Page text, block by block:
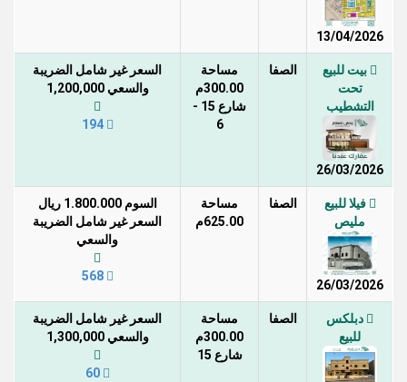
13/04/2026
بيت للبيع
تحت
التشطيب
26/03/2026
الصفا
مساحة
300.00م
شارع 15 -
6
السعر غير شامل الضريبة
والسعي 1,200,000
194
فيلا للبيع
مليص
26/03/2026
الصفا
مساحة
625.00م
السوم 1.800.000 ريال
السعر غير شامل الضريبة
والسعي
568
دبلكس
للبيع
الصفا
مساحة
300.00م
شارع 15
السعر غير شامل الضريبة
والسعي 1,300,000
60